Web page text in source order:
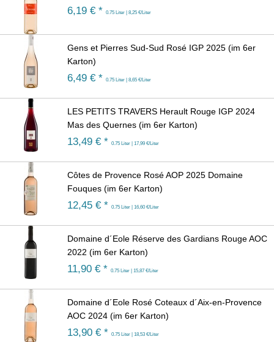
6,19 € * 0.75 Liter | 8,25 €/Liter
Gens et Pierres Sud-Sud Rosé IGP 2025 (im 6er
Karton)
6,49 € * 0.75 Liter | 8,65 €/Liter
LES PETITS TRAVERS Herault Rouge IGP 2024
Mas des Quernes (im 6er Karton)
13,49 € * 0.75 Liter | 17,99 €/Liter
Côtes de Provence Rosé AOP 2025 Domaine
Fouques (im 6er Karton)
12,45 € * 0.75 Liter | 16,60 €/Liter
Domaine d´Eole Réserve des Gardians Rouge AOC
2022 (im 6er Karton)
11,90 € * 0.75 Liter | 15,87 €/Liter
Domaine d´Eole Rosé Coteaux d´Aix-en-Provence
AOC 2024 (im 6er Karton)
13,90 € * 0.75 Liter | 18,53 €/Liter